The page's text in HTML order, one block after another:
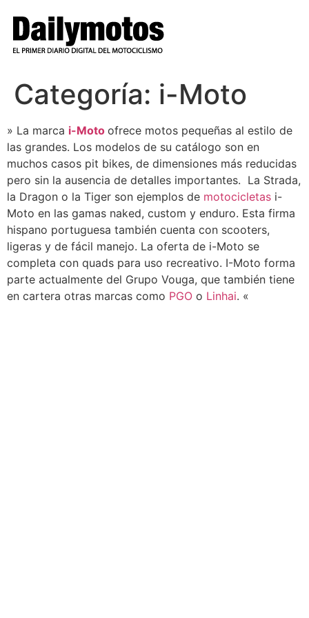
contenido
Categoría: i-Moto
» La marca i-Moto ofrece motos pequeñas al estilo de
las grandes. Los modelos de su catálogo son en
muchos casos pit bikes, de dimensiones más reducidas
pero sin la ausencia de detalles importantes. La Strada,
la Dragon o la Tiger son ejemplos de motocicletas i-
Moto en las gamas naked, custom y enduro. Esta firma
hispano portuguesa también cuenta con scooters,
ligeras y de fácil manejo. La oferta de i-Moto se
completa con quads para uso recreativo. I-Moto forma
parte actualmente del Grupo Vouga, que también tiene
en cartera otras marcas como PGO o Linhai. «